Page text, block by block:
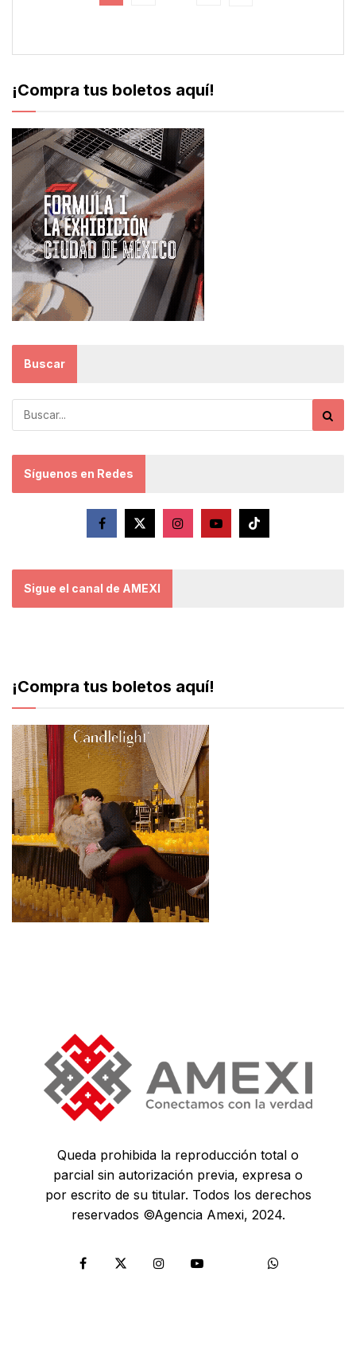
¡Compra tus boletos aquí!
Buscar
Síguenos en Redes
Sigue el canal de AMEXI
¡Compra tus boletos aquí!
Queda prohibida la reproducción total o
parcial sin autorización previa, expresa o
por escrito de su titular. Todos los derechos
reservados ©Agencia Amexi, 2024.